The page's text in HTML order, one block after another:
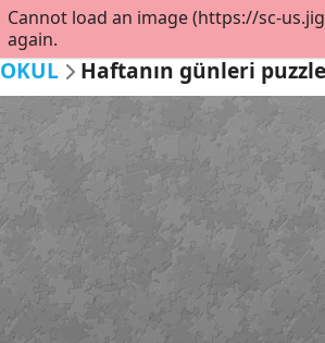
Crear
OKUL Haftanın günleri
Cannot load an image (https://sc-
again.